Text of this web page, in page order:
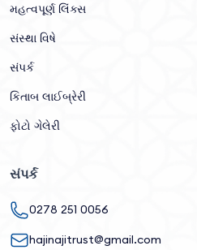
મહત્વપૂર્ણ લિંક્સ
સંસ્થા વિષે
સંપર્ક
કિતાબ લાઈબ્રેરી
ફોટો ગેલેરી
સંપર્ક
0278 251 0056
hajinajitrust@gmail.com